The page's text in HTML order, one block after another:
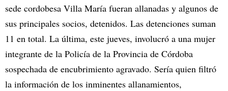
sede cordobesa Villa María fueran allanadas y algunos de
sus principales socios, detenidos. Las detenciones suman
11 en total. La última, este jueves, involucró a una mujer
integrante de la Policía de la Provincia de Córdoba
sospechada de encubrimiento agravado. Sería quien filtró
la información de los inminentes allanamientos,